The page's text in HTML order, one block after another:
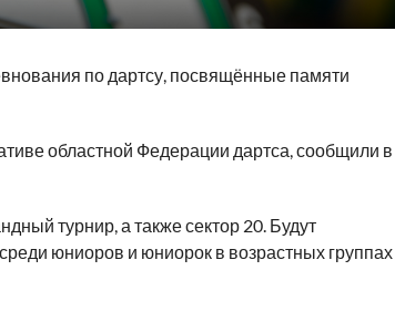
по дартсу, посвящённые памяти
областной Федерации дартса, сообщили в
турнир, а также сектор 20. Будут
юниоров и юниорок в возрастных группах